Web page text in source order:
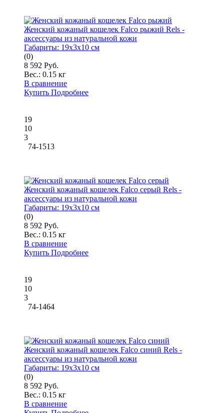
Женский кожаный кошелек Falco рыжий Rels -
аксессуары из натуральной кожи
Габариты: 19x3x10 см
(0)
8 592 Руб.
Вес.: 0.15 кг
В сравнение
Купить Подробнее
19
10
3
74-1513
Женский кожаный кошелек Falco серый Rels -
аксессуары из натуральной кожи
Габариты: 19x3x10 см
(0)
8 592 Руб.
Вес.: 0.15 кг
В сравнение
Купить Подробнее
19
10
3
74-1464
Женский кожаный кошелек Falco синий Rels -
аксессуары из натуральной кожи
Габариты: 19x3x10 см
(0)
8 592 Руб.
Вес.: 0.15 кг
В сравнение